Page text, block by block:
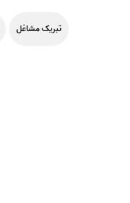
تبریک مشاغل